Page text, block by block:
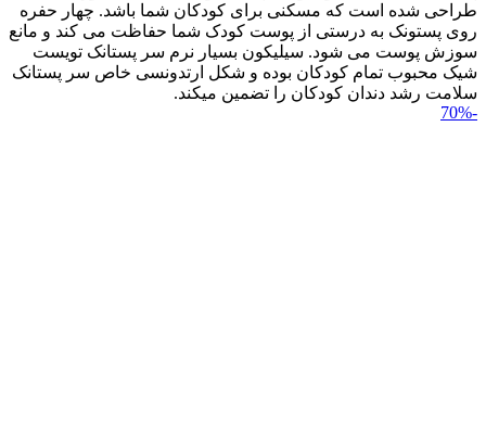
طراحی شده است که مسکنی برای کودکان شما باشد. چهار حفره
روی پستونک به درستی از پوست کودک شما حفاظت می کند و مانع
سوزش پوست می شود. سیلیکون بسیار نرم سر پستانک تویست
شیک محبوب تمام کودکان بوده و شکل ارتدونسی خاص سر پستانک
سلامت رشد دندان کودکان را تضمین می‎کند.
-70%